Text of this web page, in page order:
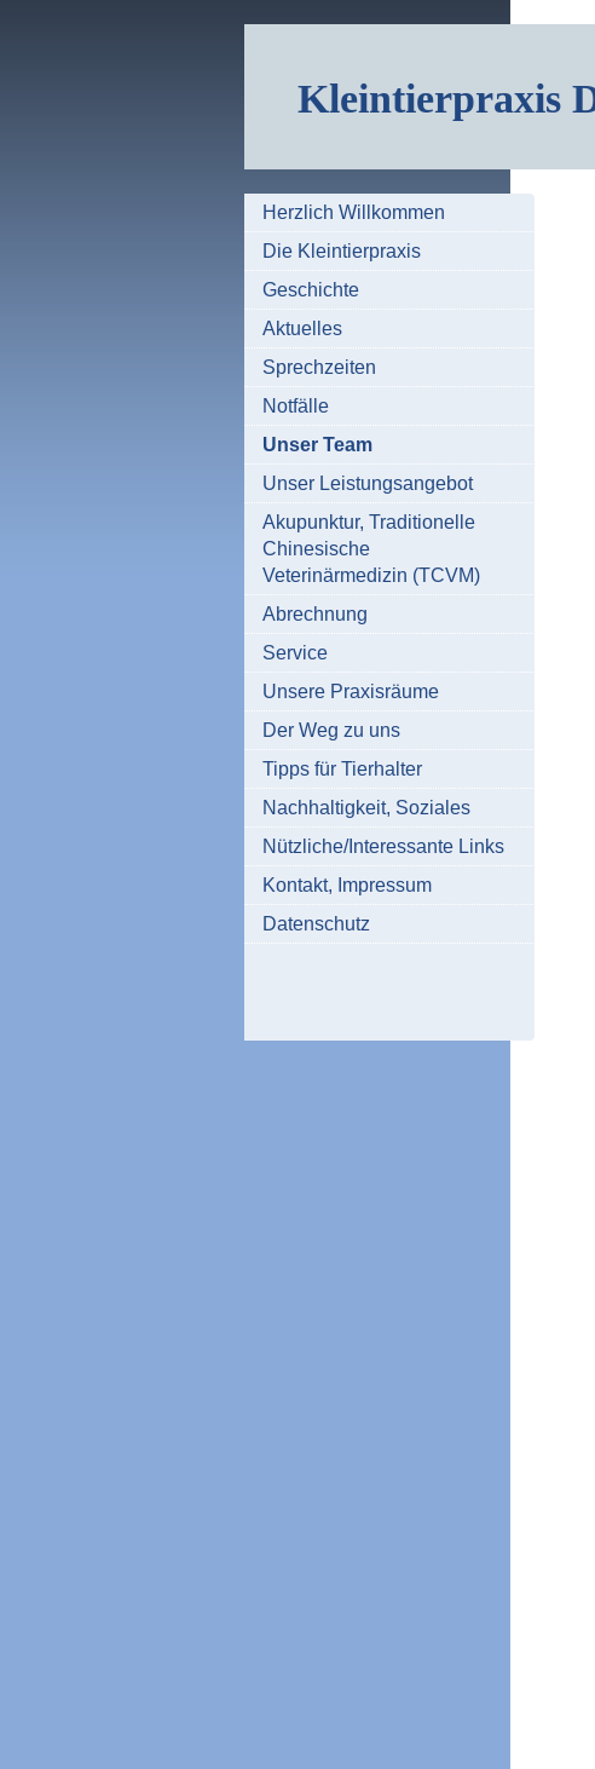
Kleintierpraxis
Herzlich Willkommen
Die Kleintierpraxis
Geschichte
Aktuelles
Sprechzeiten
Notfälle
Unser Team
Unser Leistungsangebot
Akupunktur, Traditionelle
Chinesische
Veterinärmedizin (TCVM)
Abrechnung
Service
Unsere Praxisräume
Der Weg zu uns
Tipps für Tierhalter
Nachhaltigkeit, Soziales
Nützliche/Interessante Links
Kontakt, Impressum
Datenschutz